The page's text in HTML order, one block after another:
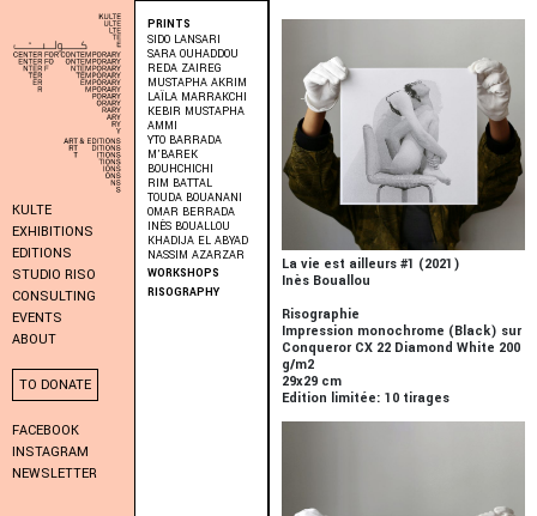
KULTE
EXHIBITIONS
EDITIONS
STUDIO RISO
CONSULTING
EVENTS
ABOUT
TO DONATE
FACEBOOK
INSTAGRAM
NEWSLETTER
PRINTS
SIDO LANSARI
SARA OUHADDOU
REDA ZAIREG
MUSTAPHA AKRIM
LAÏLA MARRAKCHI
KEBIR MUSTAPHA
AMMI
YTO BARRADA
M’BAREK
BOUHCHICHI
RIM BATTAL
TOUDA BOUANANI
OMAR BERRADA
INÈS BOUALLOU
KHADIJA EL ABYAD
NASSIM AZARZAR
WORKSHOPS
RISOGRAPHY
La vie est ailleurs #1 (2021)
Inès Bouallou
Risographie
Impression monochrome (Black) sur
Conqueror CX 22 Diamond White 200
g/m2
29x29 cm
Edition limitée: 10 tirages